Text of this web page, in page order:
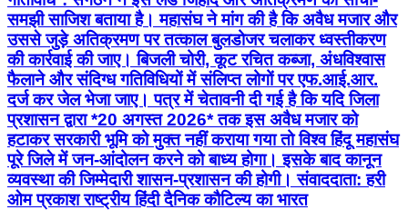
समझी साजिश बताया है। महासंघ ने मांग की है कि अवैध मजार और
उससे जुड़े अतिक्रमण पर तत्काल बुलडोजर चलाकर ध्वस्तीकरण
की कार्रवाई की जाए। बिजली चोरी, कूट रचित कब्जा, अंधविश्वास
फैलाने और संदिग्ध गतिविधियों में संलिप्त लोगों पर एफ.आई.आर.
दर्ज कर जेल भेजा जाए। पत्र में चेतावनी दी गई है कि यदि जिला
प्रशासन द्वारा *20 अगस्त 2026* तक इस अवैध मजार को
हटाकर सरकारी भूमि को मुक्त नहीं कराया गया तो विश्व हिंदू महासंघ
पूरे जिले में जन-आंदोलन करने को बाध्य होगा। इसके बाद कानून
व्यवस्था की जिम्मेदारी शासन-प्रशासन की होगी। संवाददाता: हरी
ओम प्रकाश राष्ट्रीय हिंदी दैनिक कौटिल्य का भारत